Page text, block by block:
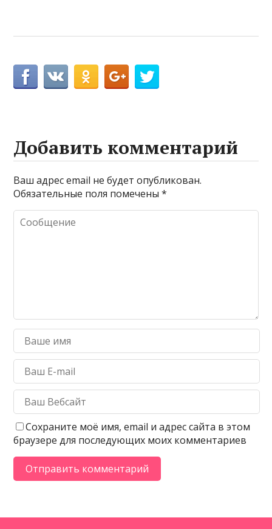
Добавить комментарий
Ваш адрес email не будет опубликован.
Обязательные поля помечены*
Сохраните моё имя, email и адрес сайта в этом
браузере для последующих моих комментариев